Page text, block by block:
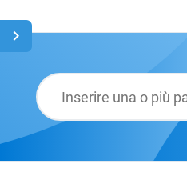
Glossario
Italiano